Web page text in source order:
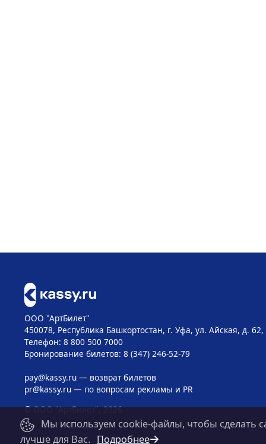
ООО "АртБилет"
450078, Республика Башкортостан, г. Уфа, ул. Айская, д. 62,
Телефон: 8 800 500 7000
Бронирование билетов: 8 (347) 246-52-79
pay@kassy.ru— возврат билетов
pr@kassy.ru— по вопросам рекламы и PR
© ООО "АртБилет", 2026
Мы используем cookie-файлы, чтобы сделать
лучше для Вас. Подробнее